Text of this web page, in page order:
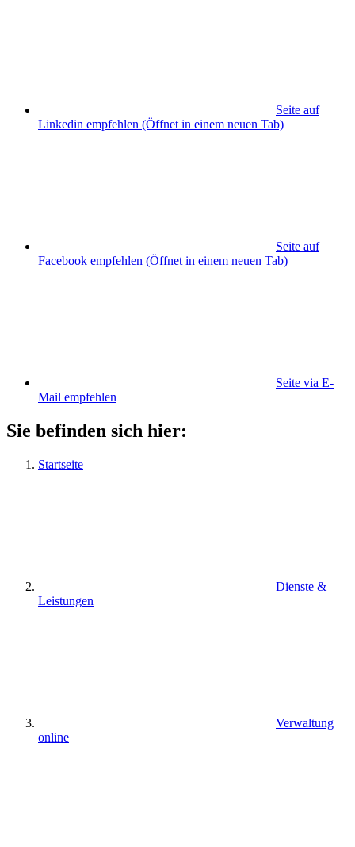
Seite auf
Linkedin empfehlen (Öffnet in einem neuen Tab)
Seite auf
Facebook empfehlen (Öffnet in einem neuen Tab)
Seite via E-
Mail empfehlen
Sie befinden sich hier:
Startseite
Dienste &
Leistungen
Verwaltung
online